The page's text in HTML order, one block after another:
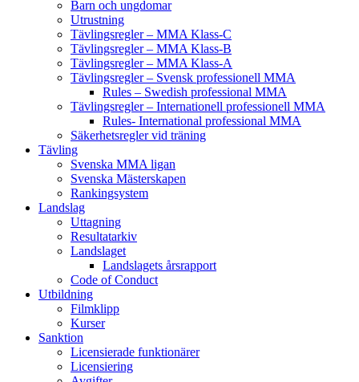
Barn och ungdomar
Utrustning
Tävlingsregler – MMA Klass-C
Tävlingsregler – MMA Klass-B
Tävlingsregler – MMA Klass-A
Tävlingsregler – Svensk professionell MMA
Rules – Swedish professional MMA
Tävlingsregler – Internationell professionell MMA
Rules- International professional MMA
Säkerhetsregler vid träning
Tävling
Svenska MMA ligan
Svenska Mästerskapen
Rankingsystem
Landslag
Uttagning
Resultatarkiv
Landslaget
Landslagets årsrapport
Code of Conduct
Utbildning
Filmklipp
Kurser
Sanktion
Licensierade funktionärer
Licensiering